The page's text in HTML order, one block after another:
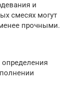
и
смесях могут
прочными.
определения